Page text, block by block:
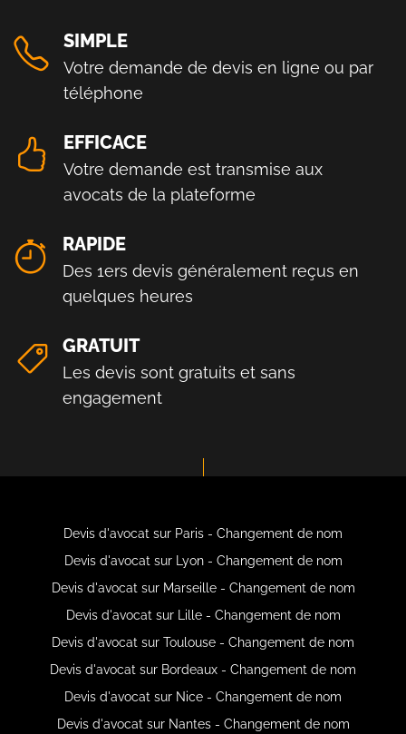
SIMPLE
Votre demande de devis en ligne ou par
téléphone
EFFICACE
Votre demande est transmise aux
avocats de la plateforme
RAPIDE
Des 1ers devis généralement reçus en
quelques heures
GRATUIT
Les devis sont gratuits et sans
engagement
Devis d'avocat sur Paris - Changement de nom
Devis d'avocat sur Lyon - Changement de nom
Devis d'avocat sur Marseille - Changement de nom
Devis d'avocat sur Lille - Changement de nom
Devis d'avocat sur Toulouse - Changement de nom
Devis d'avocat sur Bordeaux - Changement de nom
Devis d'avocat sur Nice - Changement de nom
Devis d'avocat sur Nantes - Changement de nom